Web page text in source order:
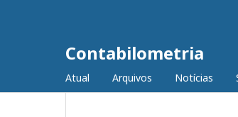
Contabilometria
Atual Arquivos Notícias